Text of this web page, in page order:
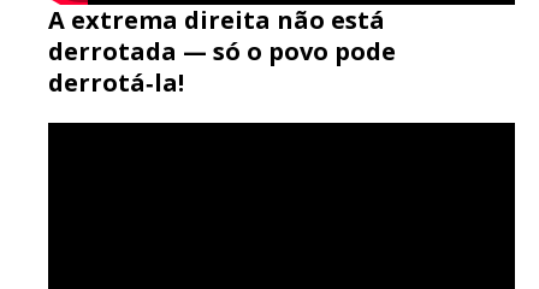
A extrema direita não está
derrotada — só o povo pode
derrotá‑la!